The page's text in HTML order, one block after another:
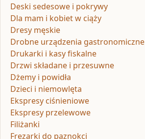
Deski sedesowe i pokrywy
Dla mam i kobiet w ciąży
Dresy męskie
Drobne urządzenia gastronomiczne
Drukarki i kasy fiskalne
Drzwi składane i przesuwne
Dżemy i powidła
Dzieci i niemowlęta
Ekspresy ciśnieniowe
Ekspresy przelewowe
Filiżanki
Frezarki do paznokci